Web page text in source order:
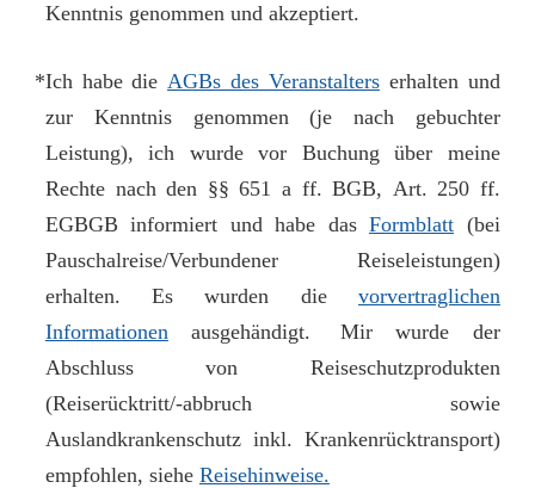
Kenntnis genommen und akzeptiert.
*Ich habe die AGBs des Veranstalterserhalten und
zur Kenntnis genommen (je nach gebuchter
Leistung), ich wurde vor Buchung über meine
Rechte nach den §§ 651 a ff. BGB, Art. 250 ff.
EGBGB informiert und habe das Formblatt(bei
Pauschalreise/Verbundener Reiseleistungen)
erhalten. Es wurden die vorvertraglichen
Informationen ausgehändigt.
Mir wurde der
Abschluss von Reiseschutzprodukten
(Reiserücktritt/-abbruch sowie
Auslandkrankenschutz inkl. Krankenrücktransport)
empfohlen, siehe Reisehinweise.